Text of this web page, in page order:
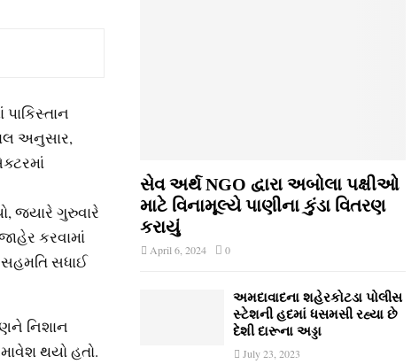
અનુસાર,
જ્યારે ગુરુવારે
કરવામાં
સધાઈ
નિશાન
થયો હતો.
સેવ અર્થ NGO દ્વારા અબોલા પક્ષીઓ
માટે વિનામૂલ્યે પાણીના કુંડા વિતરણ
કરાયું
April 6, 2024 0
અમદાવાદના શહેરકોટડા પોલીસ
સ્ટેશની હદમાં ધસમસી રહ્યા છે
દેશી દારૂના અડ્ડા
July 23, 2023